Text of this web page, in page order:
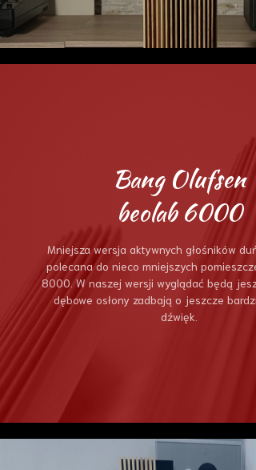
Bang Olufsen
beolab 6000
Mniejsza wersja aktywnych głośników
polecana do nieco mniejszych
8000. W naszej wersji wyglądać będą
dębowe osłony zadbają o jeszcze
dźwięk.